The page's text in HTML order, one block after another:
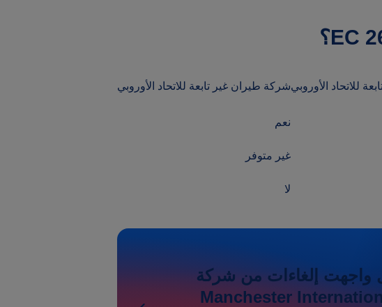
للاتحاد الأوروبيشركة طيران غير تابعة للاتحاد الأوروبي
نعم
غير متوفر
لا
واجهت إلغاءات من شركة
Manchester